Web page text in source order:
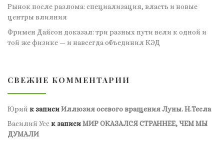
Рынок после разлома: специализация, власть и новые
центры влияния
Фримен Дайсон доказал: три разных пути вели к одной и
той же физике — и навсегда объединил КЭД
СВЕЖИЕ КОММЕНТАРИИ
Юрий к записиИллюзия осевого вращения Луны. Н.Тесла
Василий Усс к записиМИР ОКАЗАЛСЯ СТРАННЕЕ, ЧЕМ МЫ
ДУМАЛИ